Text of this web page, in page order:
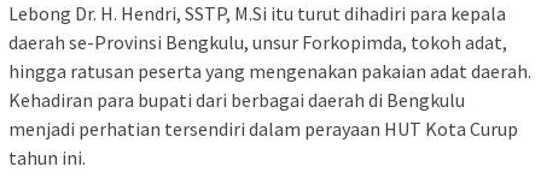
Lebong Dr. H. Hendri, SSTP, M.Si itu turut dihadiri para kepala
daerah se-Provinsi Bengkulu, unsur Forkopimda, tokoh adat,
hingga ratusan peserta yang mengenakan pakaian adat daerah.
Kehadiran para bupati dari berbagai daerah di Bengkulu
menjadi perhatian tersendiri dalam perayaan HUT Kota Curup
tahun ini.